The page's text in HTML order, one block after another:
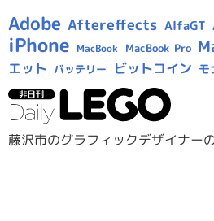
Adobe Aftereffects AlfaGT
iPhone MacBook MacBook Pro
エット バッテリー ビットコイン モ
藤沢市のグラフィックデザイナー